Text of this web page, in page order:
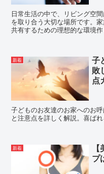
日常生活の中で、リビング空
を取り合う大切な場所です。
共有するための理想的な環境
新着
子
敗
点
子どものお友達のお家へのお
と注意点を詳しく解説。喜ば
新着
プ